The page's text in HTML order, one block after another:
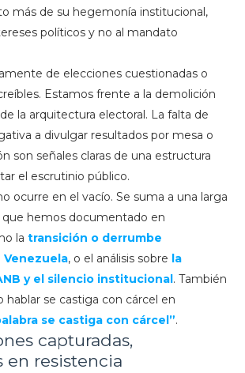
más de su hegemonía institucional,
políticos y no al mandato
de elecciones cuestionadas o
Estamos frente a la demolición
la arquitectura electoral. La falta de
a divulgar resultados por mesa o
son señales claras de una estructura
el escrutinio público.
ocurre en el vacío. Se suma a una larga
que hemos documentado en
la transición o derrumbe
, o el análisis sobre la
y el silencio institucional . También
hablar se castiga con cárcel en
se castiga con cárcel”.
capturadas,
en resistencia